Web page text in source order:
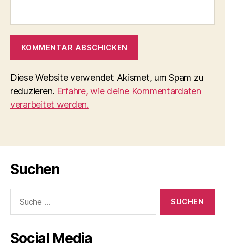
Diese Website verwendet Akismet, um Spam zu
reduzieren. Erfahre, wie deine Kommentardaten
verarbeitet werden.
Suchen
nach:
Social Media